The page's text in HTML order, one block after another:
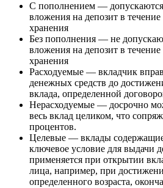
С пополнением —
вложения на депозит в течение
хранения
Без пополнения — не
вложения на депозит в течение
хранения
Расходуемые — вкладчик
денежных средств до
вклада, определенной
Нерасходуемые — досрочно
весь вклад целиком, что
процентов.
Целевые — вклады
ключевое условие для выдачи
применяется при открытии
лица, например, при
определенного возраста,